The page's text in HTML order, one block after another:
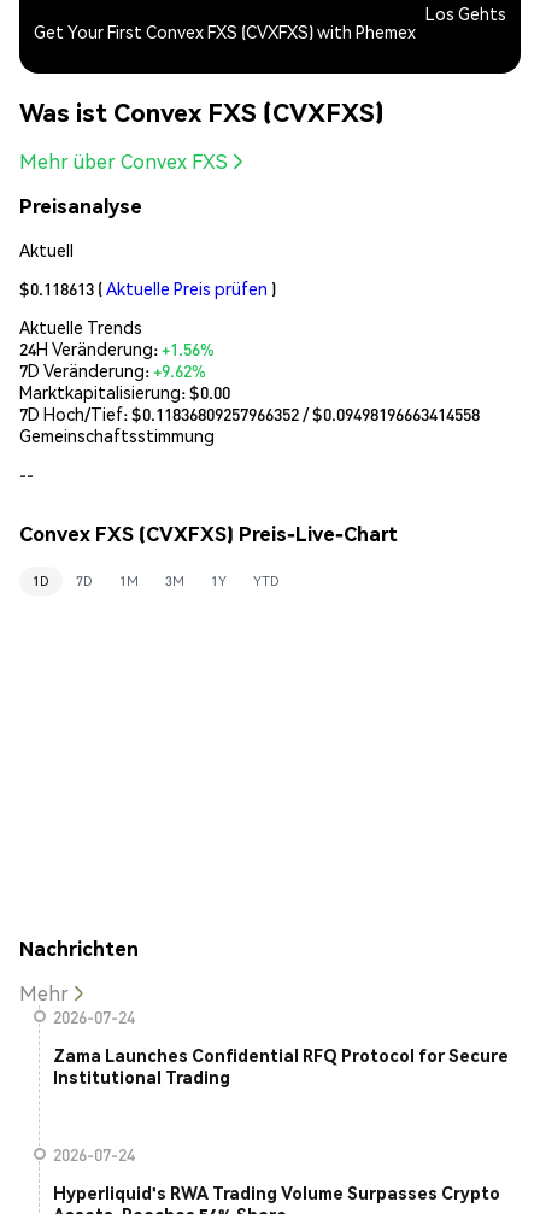
Get Your First Convex FXS (CVXFXS) with Phemex
Los Gehts
Was ist Convex FXS (CVXFXS)
Mehr über Convex FXS
Preisanalyse
Aktuell
$0.118613 (Aktuelle Preis prüfen )
Aktuelle Trends
24H Veränderung:+1.56%
7D Veränderung:+9.62%
Marktkapitalisierung:$0.00
7D Hoch/Tief: $0.11836809257966352/ $0.09498196663414558
Gemeinschaftsstimmung
--
Convex FXS (CVXFXS) Preis-Live-Chart
1D 7D 1M 3M 1Y YTD
Nachrichten
Mehr
2026-07-24
Zama Launches Confidential RFQ Protocol for Secure
Institutional Trading
2026-07-24
Hyperliquid's RWA Trading Volume Surpasses Crypto